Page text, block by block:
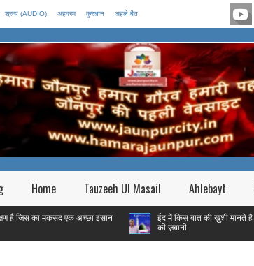
श्रव्य (AUDIO) अहकाम कुरआन अहले बैत
Home Tauzeeh Ul Masail Ahlebayt
मक़सद एक अच्छा इंसान
ईद में किस बात की ख़ुशी मानते है : हज़रत अली
की ज़बानी